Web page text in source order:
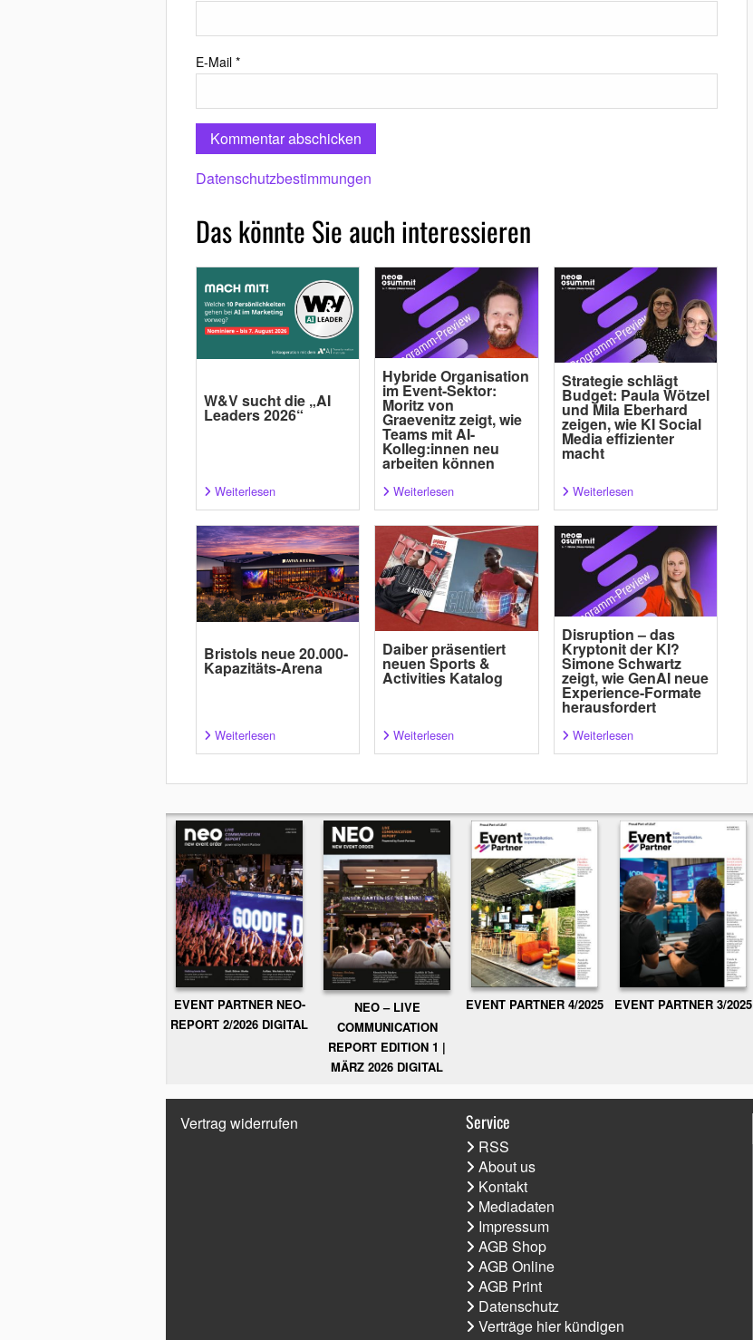
E-Mail *
Datenschutzbestimmungen
Das könnte Sie auch interessieren
W&V sucht die „AI
Leaders 2026“
Weiterlesen
Hybride Organisation
im Event-Sektor:
Moritz von
Graevenitz zeigt, wie
Teams mit AI-
Kolleg:innen neu
arbeiten können
Weiterlesen
Strategie schlägt
Budget: Paula Wötzel
und Mila Eberhard
zeigen, wie KI Social
Media effizienter
macht
Weiterlesen
Bristols neue 20.000-
Kapazitäts-Arena
Weiterlesen
Daiber präsentiert
neuen Sports &
Activities Katalog
Weiterlesen
Disruption – das
Kryptonit der KI?
Simone Schwartz
zeigt, wie GenAI neue
Experience-Formate
herausfordert
Weiterlesen
EVENT PARTNER NEO-
REPORT 2/2026 DIGITAL
NEO – LIVE
COMMUNICATION
REPORT EDITION 1 |
MÄRZ 2026 DIGITAL
EVENT PARTNER 4/2025 EVENT PARTNER 3/2025
Vertrag widerrufen Service
RSS
About us
Kontakt
Mediadaten
Impressum
AGB Shop
AGB Online
AGB Print
Datenschutz
Verträge hier kündigen